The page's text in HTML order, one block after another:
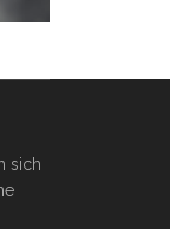
sich